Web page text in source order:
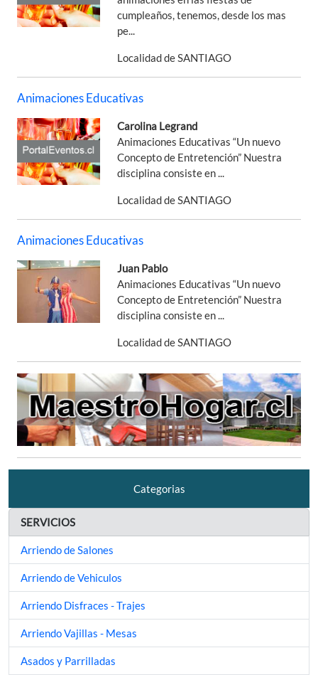
cumpleaños, tenemos, desde los mas
pe...
Localidad de SANTIAGO
Animaciones Educativas
Carolina Legrand
Animaciones Educativas “Un nuevo
Concepto de Entretención” Nuestra
disciplina consiste en ...
Localidad de SANTIAGO
Animaciones Educativas
Juan Pablo
Animaciones Educativas “Un nuevo
Concepto de Entretención” Nuestra
disciplina consiste en ...
Localidad de SANTIAGO
Categorias
SERVICIOS
Arriendo de Salones
Arriendo de Vehiculos
Arriendo Disfraces - Trajes
Arriendo Vajillas - Mesas
Asados y Parrilladas